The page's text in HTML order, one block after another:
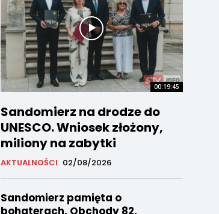
00:19:45
Sandomierz na drodze do
UNESCO. Wniosek złożony,
miliony na zabytki
AKTUALNOŚCI 02/08/2026
Sandomierz pamięta o